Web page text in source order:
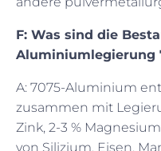
F: Was sind die
Aluminiumlegierung
A: 7075-Aluminium
zusammen mit
Zink, 2-3 %
von Silizium, Eisen,